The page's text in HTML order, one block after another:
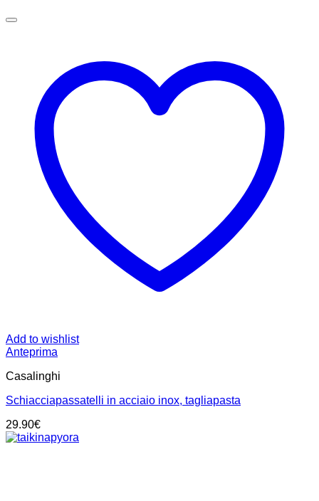
Add to wishlist
Anteprima
Casalinghi
Schiacciapassatelli in acciaio inox, tagliapasta
29.90€